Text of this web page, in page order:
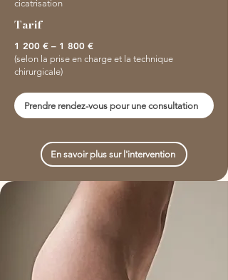
cicatrisation
Tarif
1 200 € – 1 800 €
(selon la prise en charge et la technique
chirurgicale)
Prendre rendez-vous pour une consultation
En savoir plus sur l'intervention